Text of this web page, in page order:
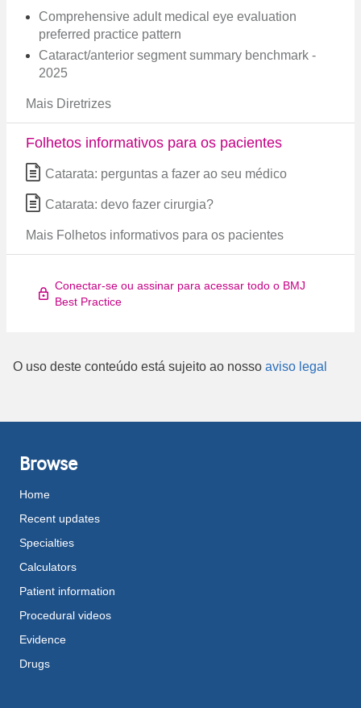
Comprehensive adult medical eye evaluation
preferred practice pattern
Cataract/anterior segment summary benchmark -
2025
Mais Diretrizes
Folhetos informativos para os pacientes
Catarata: perguntas a fazer ao seu médico
Catarata: devo fazer cirurgia?
Mais Folhetos informativos para os pacientes
Conectar-se ou assinar para acessar todo o BMJ
Best Practice
O uso deste conteúdo está sujeito ao nosso aviso legal
Browse
Home
Recent updates
Specialties
Calculators
Patient information
Procedural videos
Evidence
Drugs